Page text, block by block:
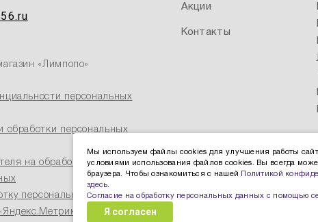
«Лимпопо»
персональных
обработки персональных
на обработку
персональных данных с
Акции
Контакты
Мы используем файлы cookies для улучшения работы
условиями использования файлов cookies. Вы всегда
браузера. Чтобы ознакомиться с нашей
Политикой
здесь.
Согласие на обработку персональных данных с помощью
Я согласен